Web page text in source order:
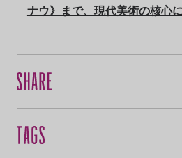
ナウ》まで、現代美術の核心